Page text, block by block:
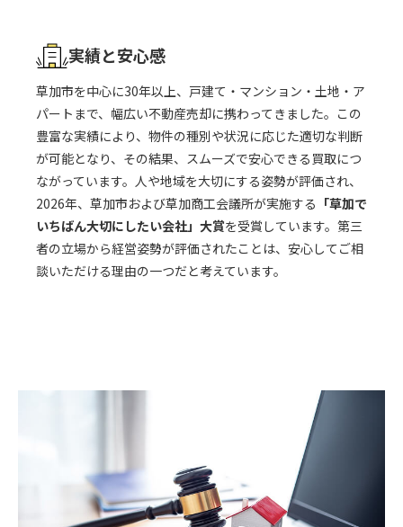
実績と安心感
草加市を中心に30年以上、戸建て・マンション・土地・ア
パートまで、幅広い不動産売却に携わってきました。この
豊富な実績により、物件の種別や状況に応じた適切な判断
が可能となり、その結果、スムーズで安心できる買取につ
ながっています。人や地域を大切にする姿勢が評価され、
2026年、草加市および草加商工会議所が実施する 「草加で
いちばん大切にしたい会社」大賞を受賞しています。第三
者の立場から経営姿勢が評価されたことは、安心してご相
談いただける理由の一つだと考えています。